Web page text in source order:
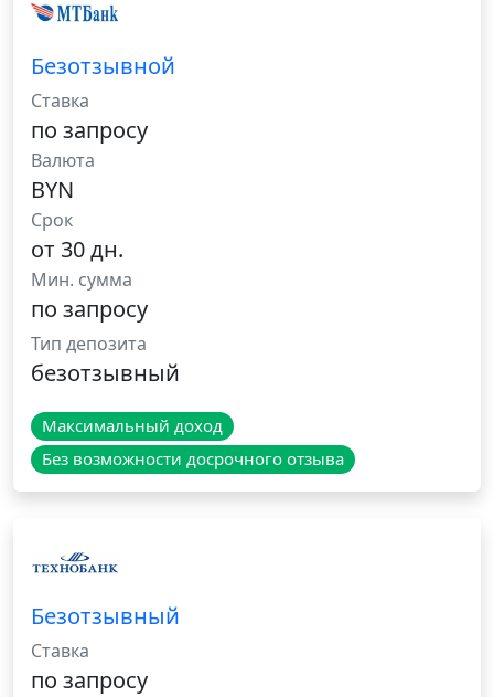
Безотзывной
Ставка
по запросу
Валюта
BYN
Срок
от 30 дн.
Мин. сумма
по запросу
Тип депозита
безотзывный
Максимальный доход
Без возможности досрочного отзыва
Безотзывный
Ставка
по запросу